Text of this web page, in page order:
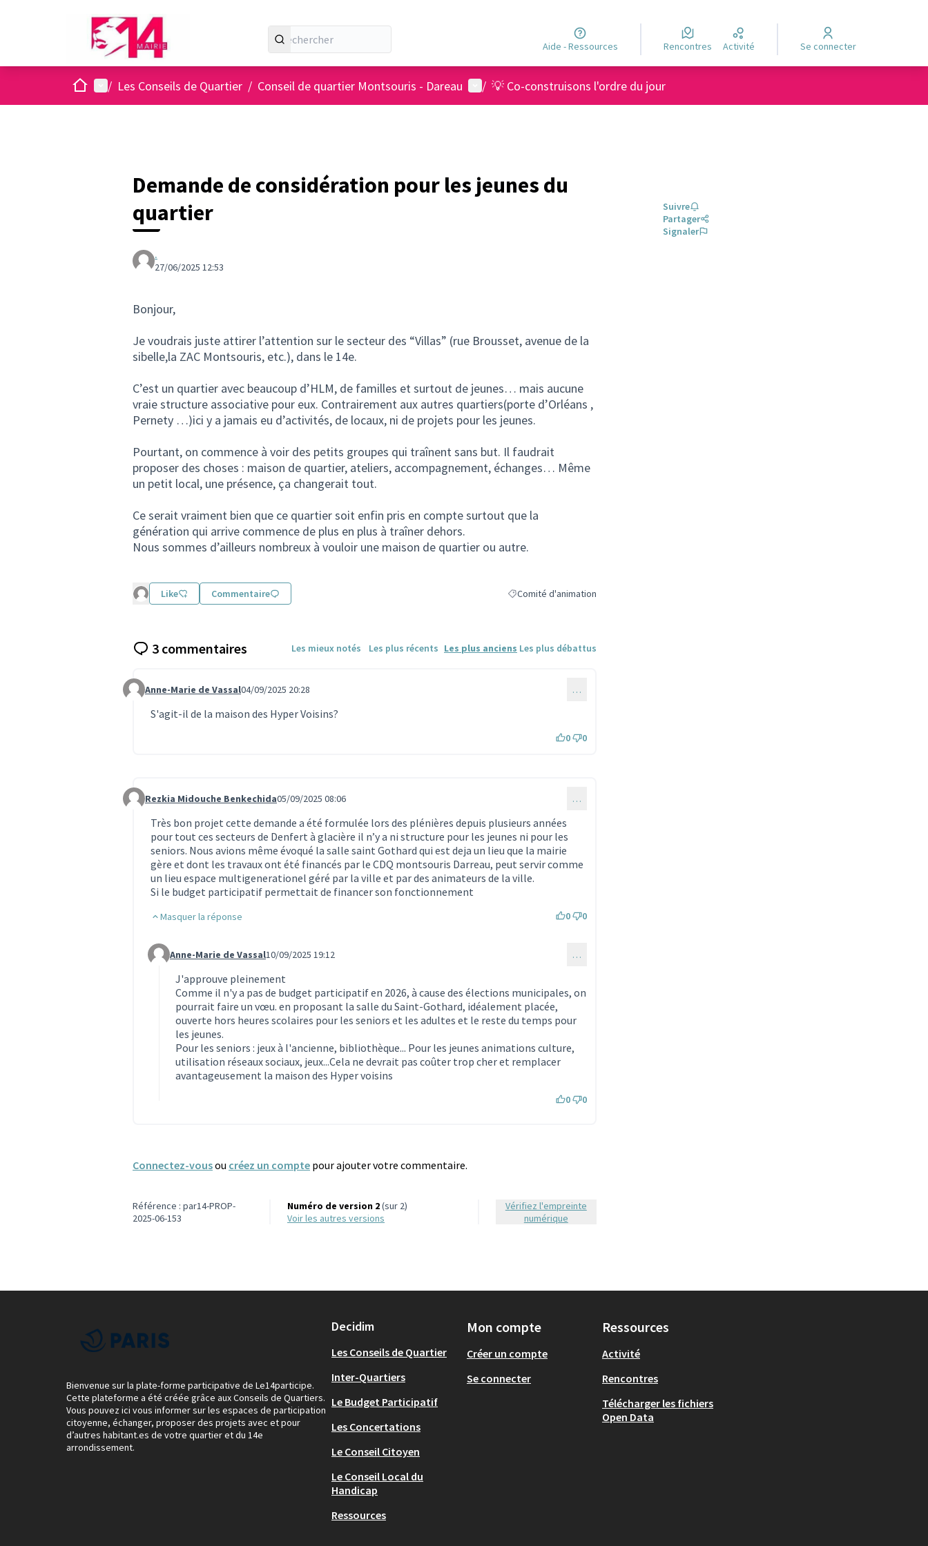
Aide - Ressources Rencontres Activité Se connecter
AccueilMenu principal
/ Les Conseils de Quartier / Conseil de quartier Montsouris - Dareau Menu utilisateur
/ 💡 Co-construisons l'ordre du jour
Demande de considération pour les jeunes du
quartier
.
27/06/2025 12:53
Bonjour,
Je voudrais juste attirer l’attention sur le secteur des “Villas” (rue Brousset, avenue de la
sibelle,la ZAC Montsouris, etc.), dans le 14e.
C’est un quartier avec beaucoup d’HLM, de familles et surtout de jeunes… mais aucune
vraie structure associative pour eux. Contrairement aux autres quartiers(porte d’Orléans ,
Pernety …)ici y a jamais eu d’activités, de locaux, ni de projets pour les jeunes.
Pourtant, on commence à voir des petits groupes qui traînent sans but. Il faudrait
proposer des choses : maison de quartier, ateliers, accompagnement, échanges… Même
un petit local, une présence, ça changerait tout.
Ce serait vraiment bien que ce quartier soit enfin pris en compte surtout que la
génération qui arrive commence de plus en plus à traîner dehors.
Nous sommes d’ailleurs nombreux à vouloir une maison de quartier ou autre.
Like Commentaire Filtrer les résultats de la catégorie : Comité d'animation
Comité d'animation
Suivre
Partager
Signaler
3 commentaires Les mieux notés Les plus récents Les plus anciens Les plus débattus
Commentaire 196
Anne-Marie de Vassal04/09/2025 20:28 …
S'agit-il de la maison des Hyper Voisins?
0 0
Commentaire 197
Rezkia Midouche Benkechida05/09/2025 08:06 …
Très bon projet cette demande a été formulée lors des plénières depuis plusieurs années
pour tout ces secteurs de Denfert à glacière il n’y a ni structure pour les jeunes ni pour les
seniors. Nous avions même évoqué la salle saint Gothard qui est deja un lieu que la mairie
gère et dont les travaux ont été financés par le CDQ montsouris Darreau, peut servir comme
un lieu espace multigenerationel géré par la ville et par des animateurs de la ville.
Si le budget participatif permettait de financer son fonctionnement
Masquer la réponse 0 0
Commentaire 198 (réponse au commentaire 197)
Anne-Marie de Vassal10/09/2025 19:12 …
J'approuve pleinement
Comme il n'y a pas de budget participatif en 2026, à cause des élections municipales, on
pourrait faire un vœu. en proposant la salle du Saint-Gothard, idéalement placée,
ouverte hors heures scolaires pour les seniors et les adultes et le reste du temps pour
les jeunes.
Pour les seniors : jeux à l'ancienne, bibliothèque... Pour les jeunes animations culture,
utilisation réseaux sociaux, jeux...Cela ne devrait pas coûter trop cher et remplacer
avantageusement la maison des Hyper voisins
0 0
Connectez-vousou créez un compte pour ajouter votre commentaire.
Référence : par14-PROP-
2025-06-153
Numéro de version 2(sur 2)
voir les autres versions
Vérifiez l'empreinte
numérique
Bienvenue sur la plate-forme participative de Le14participe.
Cette plateforme a été créée grâce aux Conseils de Quartiers.
Vous pouvez ici vous informer sur les espaces de participation
citoyenne, échanger, proposer des projets avec et pour
d’autres habitant.es de votre quartier et du 14e
arrondissement.
Decidim
Les Conseils de Quartier
Inter-Quartiers
Le Budget Participatif
Les Concertations
Le Conseil Citoyen
Le Conseil Local du
Handicap
Ressources
Mon compte
Créer un compte
Se connecter
Ressources
Activité
Rencontres
Télécharger les fichiers
Open Data